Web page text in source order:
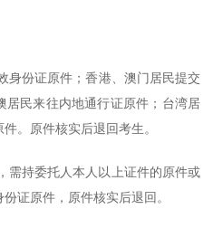
身份证原件；香港、澳门居民提交
居民来往内地通行证原件；台湾居
。原件核实后退回考生。
需持委托人本人以上证件的原件或
证原件，原件核实后退回。